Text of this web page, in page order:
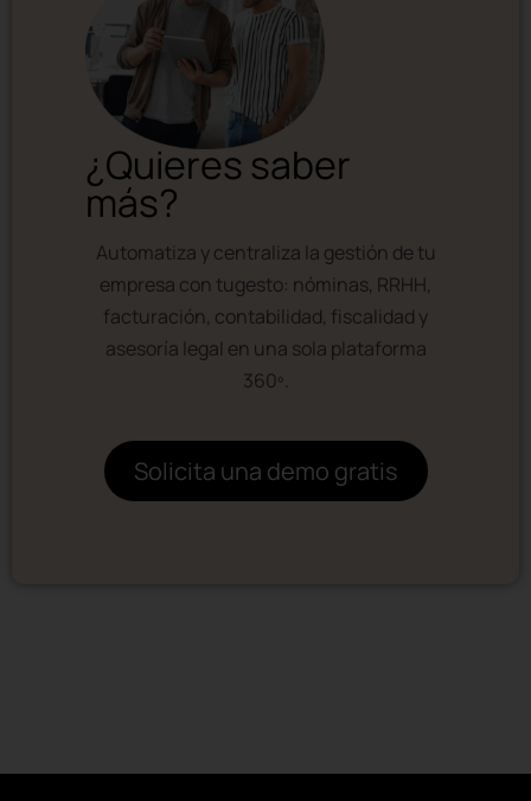
¿Quieres saber
más?
Automatiza y centraliza la gestión de tu
empresa con tugesto: nóminas, RRHH,
facturación, contabilidad, fiscalidad y
asesoría legal en una sola plataforma
360º.
Solicita una demo gratis